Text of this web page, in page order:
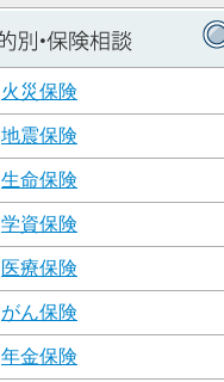
火災保険
地震保険
生命保険
学資保険
医療保険
がん保険
年金保険